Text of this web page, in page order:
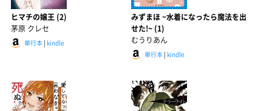
ヒマチの嬢王 (2)
茅原 クレセ
単行本 | kindle
みずまほ ~水着になったら魔法を出
せた!~ (1)
むうりあん
単行本| kindle